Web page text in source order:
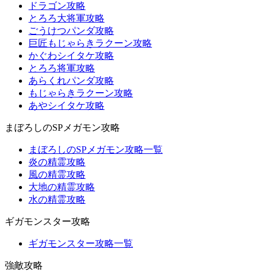
ドラゴン攻略
とろろ大将軍攻略
ごうけつパンダ攻略
巨匠もじゃらきラクーン攻略
かぐわシイタケ攻略
とろろ将軍攻略
あらくれパンダ攻略
もじゃらきラクーン攻略
あやシイタケ攻略
まぼろしのSPメガモン攻略
まぼろしのSPメガモン攻略一覧
炎の精霊攻略
風の精霊攻略
大地の精霊攻略
水の精霊攻略
ギガモンスター攻略
ギガモンスター攻略一覧
強敵攻略